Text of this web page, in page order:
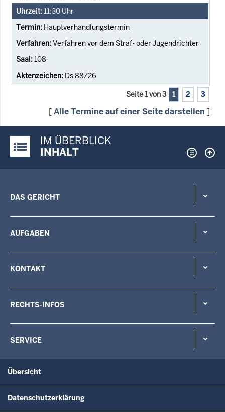
11:30 Uhr
Hauptverhandlungstermin
Verfahren vor dem Straf- oder Jugendrichter
108
Ds 88/26
Seite 1 von 3 1 2 3
[Alle Termine auf einer Seite darstellen ]
Justiz-Portal im Überblick:
IM ÜBERBLICK
INHALT
DAS GERICHT
AUFGABEN
KONTAKT
RECHTS-INFOS
SERVICE
Übersicht
Datenschutzerklärung